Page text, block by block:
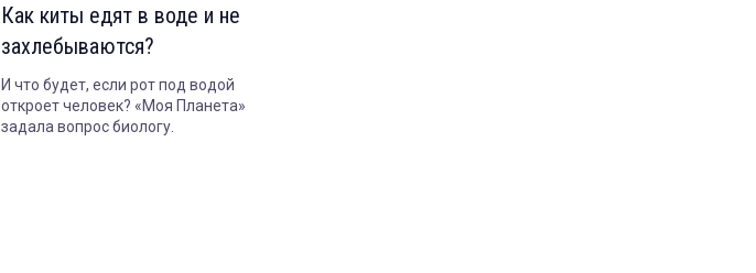
Как киты едят в воде и не
захлебываются?
И что будет, если рот под водой
откроет человек? «Моя Планета»
задала вопрос биологу.